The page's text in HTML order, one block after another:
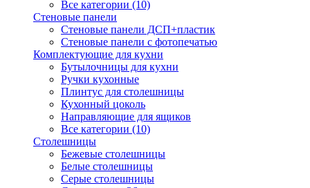
Все категории (10)
Стеновые панели
Стеновые панели ДСП+пластик
Стеновые панели с фотопечатью
Комплектующие для кухни
Бутылочницы для кухни
Ручки кухонные
Плинтус для столешницы
Кухонный цоколь
Направляющие для ящиков
Все категории (10)
Столешницы
Бежевые столешницы
Белые столешницы
Серые столешницы